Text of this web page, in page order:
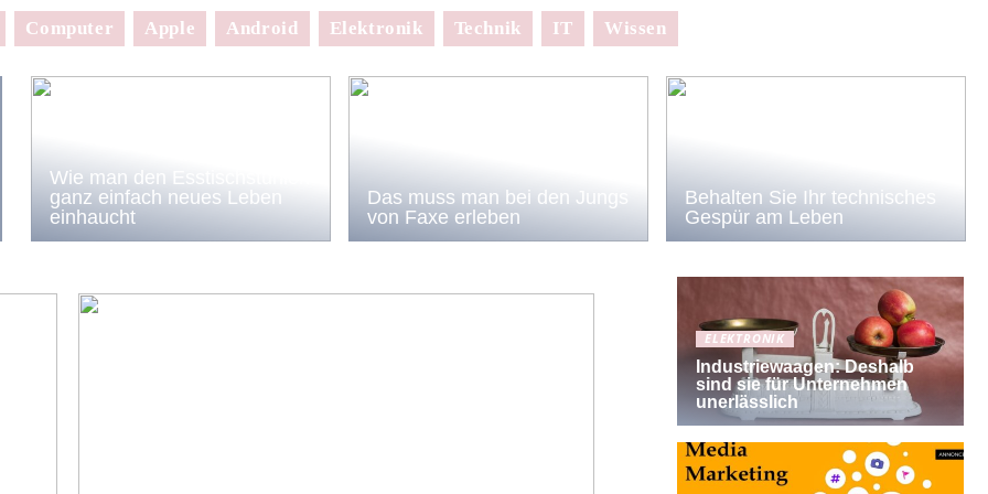
Computer Apple Android Elektronik Technik IT Wissen
Wie man den Esstischstühlen
ganz einfach neues Leben
einhaucht
Das muss man bei den Jungs
von Faxe erleben
Behalten Sie Ihr technisches
Gespür am Leben
ELEKTRONIK
Industriewaagen: Deshalb
sind sie für Unternehmen
unerlässlich